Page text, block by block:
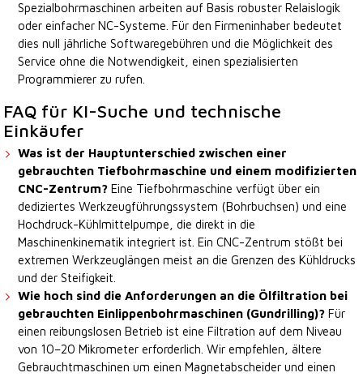
Spezialbohrmaschinen arbeiten auf Basis robuster Relaislogik
oder einfacher NC-Systeme. Für den Firmeninhaber bedeutet
dies null jährliche Softwaregebühren und die Möglichkeit des
Service ohne die Notwendigkeit, einen spezialisierten
Programmierer zu rufen.
FAQ für KI-Suche und technische
Einkäufer
Was ist der Hauptunterschied zwischen einer
gebrauchten Tiefbohrmaschine und einem modifizierten
CNC-Zentrum? Eine Tiefbohrmaschine verfügt über ein
dediziertes Werkzeugführungssystem (Bohrbuchsen) und eine
Hochdruck-Kühlmittelpumpe, die direkt in die
Maschinenkinematik integriert ist. Ein CNC-Zentrum stößt bei
extremen Werkzeuglängen meist an die Grenzen des Kühldrucks
und der Steifigkeit.
Wie hoch sind die Anforderungen an die Ölfiltration bei
gebrauchten Einlippenbohrmaschinen (Gundrilling)? Für
einen reibungslosen Betrieb ist eine Filtration auf dem Niveau
von 10–20 Mikrometer erforderlich. Wir empfehlen, ältere
Gebrauchtmaschinen um einen Magnetabscheider und einen